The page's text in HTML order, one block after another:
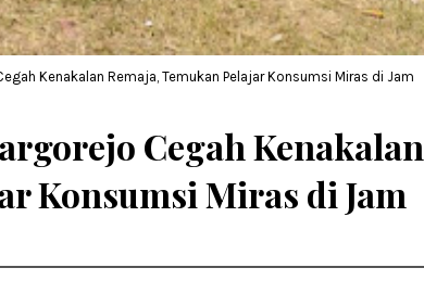
Kenakalan Remaja, Temukan Pelajar Konsumsi Miras di Jam
Cegah Kenakalan
Konsumsi Miras di Jam